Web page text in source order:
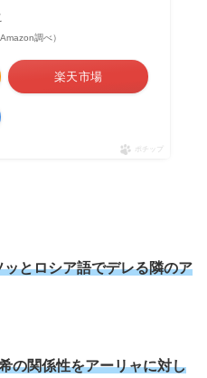
調べ）
楽天市場
ポチップ
ッとロシア語でデレる隣のア
の関係性をアーリャに対し